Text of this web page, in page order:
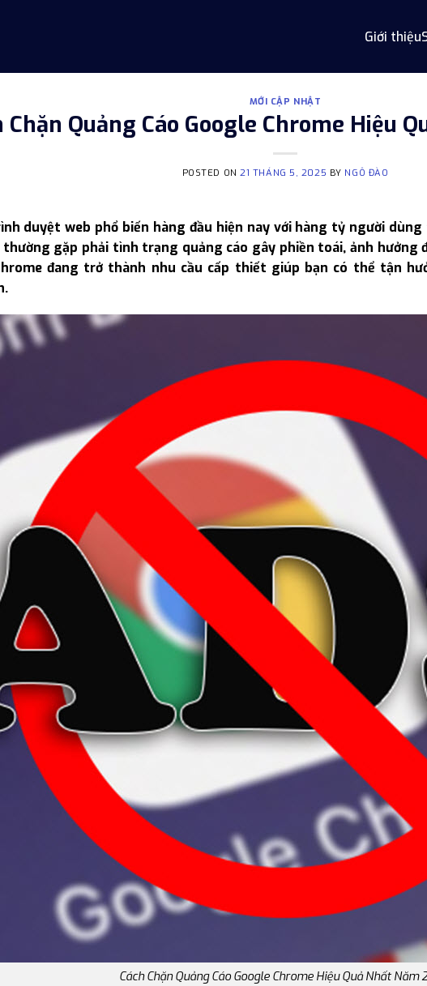
Giới thiệu
MỚI CẬP NHẬT
Chặn Quảng Cáo Google Chrome Hiệu
POSTED ON21 THÁNG 5, 2025 BY NGÔ ĐÀO
duyệt web phổ biến hàng đầu hiện nay với hàng tỷ người
thường gặp phải tình trạng quảng cáo gây phiền toái, ảnh hưởng
đang trở thành nhu cầu cấp thiết giúp bạn có thể tận
Cách Chặn Quảng Cáo Google Chrome Hiệu Quả Nhất Năm